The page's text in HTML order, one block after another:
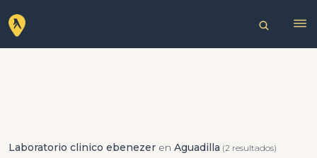
Laboratorio clinico ebenezer en Aguadilla (2 resultados)